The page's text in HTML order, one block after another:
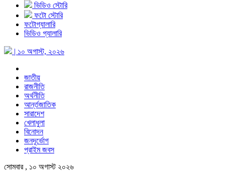
ভিডিও স্টোরি
ফটো স্টোরি
ফটোগ্যালারি
ভিডিও গ্যালারি
| ১০ অগাস্ট, ২০২৬
জাতীয়
রাজনীতি
অর্থনীতি
আর্ন্তজাতিক
সারাদেশ
খেলাধুলা
বিনোদন
জনদূর্ভোগ
প্রাইম জবস
সোমবার , ১০ অগাস্ট ২০২৬